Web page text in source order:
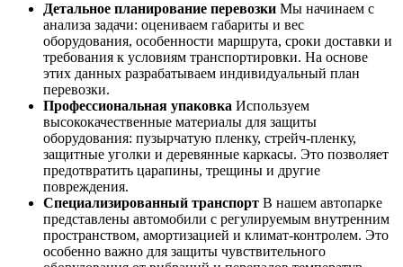
Детальное планирование перевозки Мы начинаем с
анализа задачи: оцениваем габариты и вес
оборудования, особенности маршрута, сроки доставки и
требования к условиям транспортировки. На основе
этих данных разрабатываем индивидуальный план
перевозки.
Профессиональная упаковка Используем
высококачественные материалы для защиты
оборудования: пузырчатую пленку, стрейч-пленку,
защитные уголки и деревянные каркасы. Это позволяет
предотвратить царапины, трещины и другие
повреждения.
Специализированный транспорт В нашем автопарке
представлены автомобили с регулируемым внутренним
пространством, амортизацией и климат-контролем. Это
особенно важно для защиты чувствительного